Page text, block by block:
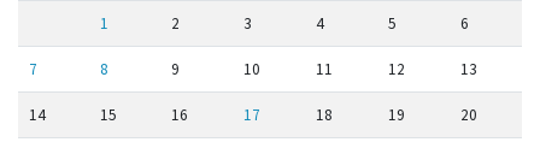
1 2 3 4 5 6
7 8 9 10 11 12 13
14 15 16 17 18 19 20